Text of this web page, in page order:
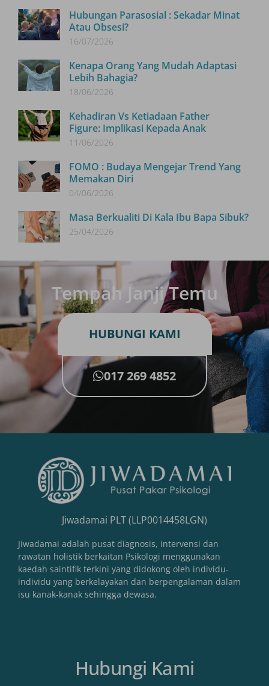
Hubungan Parasosial : Sekadar Minat
Atau Obsesi?
16/07/2026
Kenapa Orang Yang Mudah Adaptasi
Lebih Bahagia?
18/06/2026
Kehadiran Vs Ketiadaan Father
Figure: Implikasi Kepada Anak
11/06/2026
FOMO : Budaya Mengejar Trend Yang
Memakan Diri
04/06/2026
Masa Berkualiti Di Kala Ibu Bapa Sibuk?
25/04/2026
Tempah Janji Temu
HUBUNGI KAMI
017 269 4852
Jiwadamai PLT (LLP0014458LGN)
Jiwadamai adalah pusat diagnosis, intervensi dan
rawatan holistik berkaitan Psikologi menggunakan
kaedah saintifik terkini yang didokong oleh individu-
individu yang berkelayakan dan berpengalaman dalam
isu kanak-kanak sehingga dewasa.
Hubungi Kami